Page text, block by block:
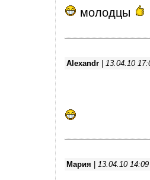
молодцы
Alexandr 13.04.10
Мария 13.04.10 14:09